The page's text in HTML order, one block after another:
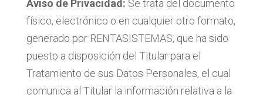
Aviso de Privacidad: Se trata del documento
físico, electrónico o en cualquier otro formato,
generado por RENTASISTEMAS, que ha sido
puesto a disposición del Titular para el
Tratamiento de sus Datos Personales, el cual
comunica al Titular la información relativa a la